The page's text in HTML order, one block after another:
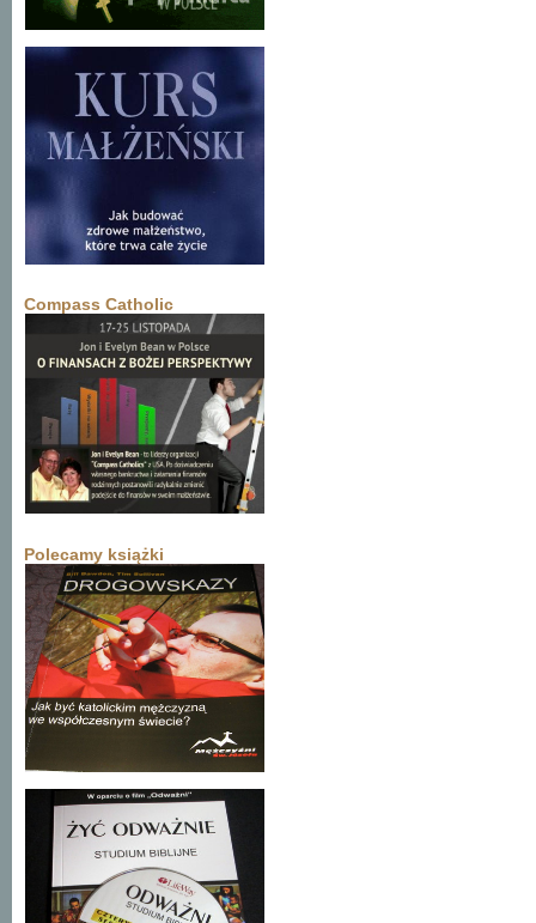
Compass Catholic
Polecamy książki